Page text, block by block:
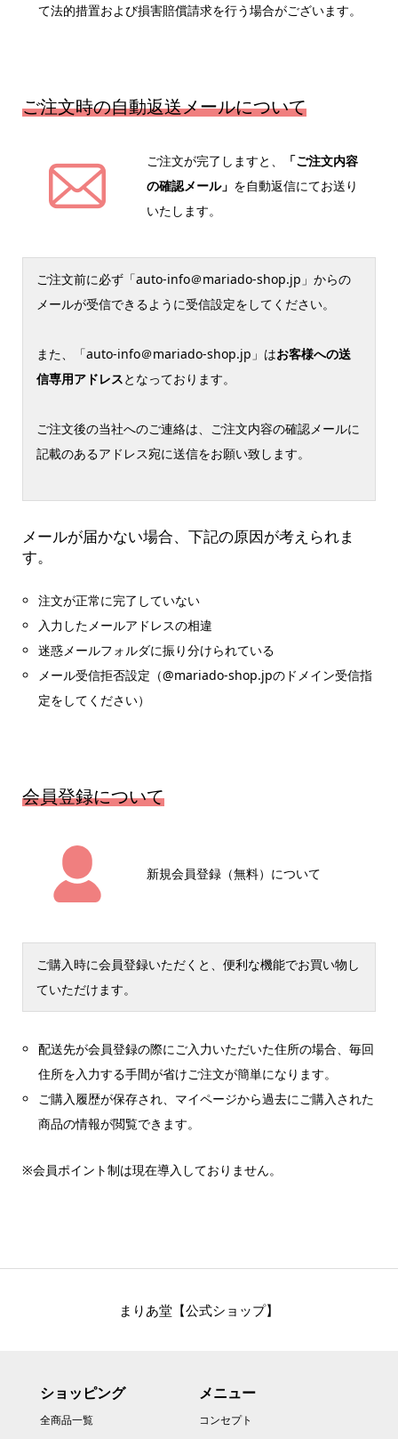
て法的措置および損害賠償請求を行う場合がございます。
ご注文時の自動返送メールについて
ご注文が完了しますと、
「ご注文内容
の確認メール」 を自動返信にてお送り
いたします。
ご注文前に必ず「auto-info＠mariado-shop.jp」からの
メールが受信できるように受信設定をしてください。
また、「auto-info＠mariado-shop.jp」はお客様への送
信専用アドレスとなっております。
ご注文後の当社へのご連絡は、ご注文内容の確認メールに
記載のあるアドレス宛に送信をお願い致します。
メールが届かない場合、下記の原因が考えられま
す。
注文が正常に完了していない
入力したメールアドレスの相違
迷惑メールフォルダに振り分けられている
メール受信拒否設定（@mariado-shop.jpのドメイン受信指
定をしてください）
会員登録について
新規会員登録（無料）について
ご購入時に会員登録いただくと、便利な機能でお買い物し
ていただけます。
配送先が会員登録の際にご入力いただいた住所の場合、毎回
住所を入力する手間が省けご注文が簡単になります。
ご購入履歴が保存され、マイページから過去にご購入された
商品の情報が閲覧できます。
※会員ポイント制は現在導入しておりません。
まりあ堂【公式ショップ】
ショッピング
全商品一覧
メニュー
コンセプト